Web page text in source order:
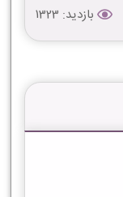
بازدید: 1323